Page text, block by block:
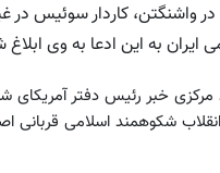
واشنگتن، کاردار سوئیس در
ایران به این ادعا به وی
خبر رئیس دفتر آمریکای
انقلاب شکوهمند اسلامی